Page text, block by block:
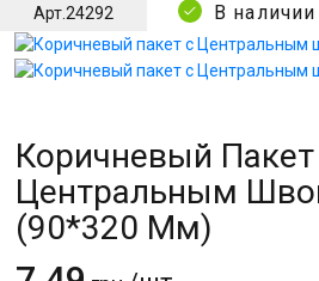
Оплата и доставка
Арт.24292 В наличии
Коричневый
Центральным
(90*320 Мм)